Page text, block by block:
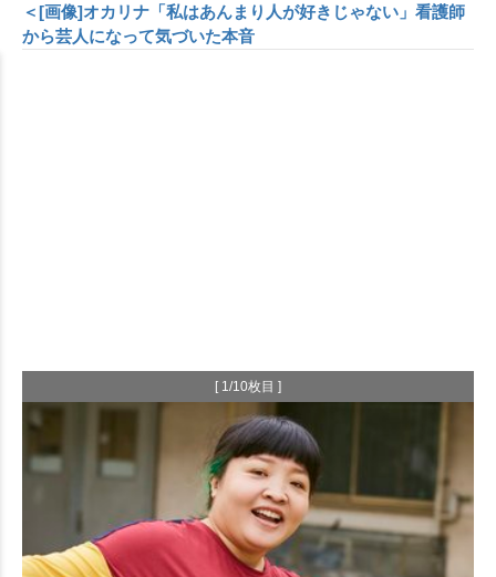
＜[画像]オカリナ「私はあんまり人が好きじゃない」看護師
から芸人になって気づいた本音
[ 1/10枚目 ]